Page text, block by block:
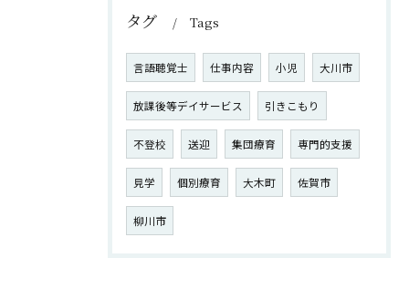
タグ Tags
言語聴覚士 仕事内容 小児 大川市
放課後等デイサービス 引きこもり
不登校 送迎 集団療育 専門的支援
見学 個別療育 大木町 佐賀市
柳川市